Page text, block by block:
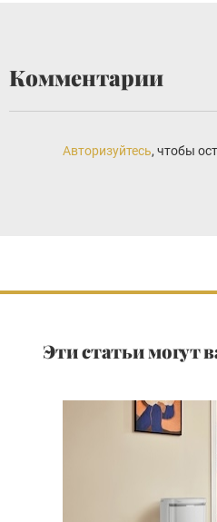
Комментарии
Авторизуйтесь, чтобы
Эти статьи могут